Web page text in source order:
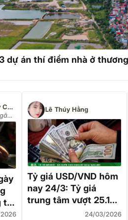
dự án thí điểm nhà ở
Nguyễn Quang Huy CEO
trở
Lê Thúy Hằng
Tỷ giá USD/VND hôm
nay 24/3: Tỷ giá
trung tâm vượt 25.100
đồng, thị trường chợ
24/03/2026